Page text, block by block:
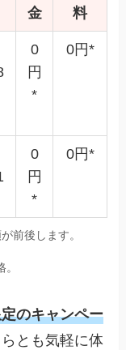
金
料
0
円
*
0円*
0
円
*
0円*
前後します。
のキャンペー
とも気軽に体